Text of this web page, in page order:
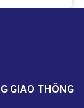
GIAO THÔNG